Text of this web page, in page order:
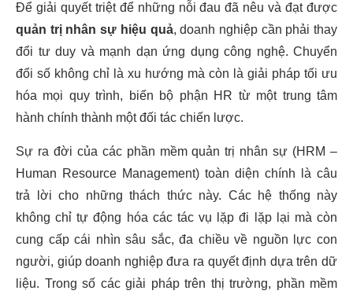
Để giải quyết triệt để những nỗi đau đã nêu và đạt được
quản trị nhân sự hiệu quả, doanh nghiệp cần phải thay
đổi tư duy và mạnh dạn ứng dụng công nghệ. Chuyển
đổi số không chỉ là xu hướng mà còn là giải pháp tối ưu
hóa mọi quy trình, biến bộ phận HR từ một trung tâm
hành chính thành một đối tác chiến lược.
Sự ra đời của các phần mềm quản trị nhân sự (HRM –
Human Resource Management) toàn diện chính là câu
trả lời cho những thách thức này. Các hệ thống này
không chỉ tự động hóa các tác vụ lặp đi lặp lại mà còn
cung cấp cái nhìn sâu sắc, đa chiều về nguồn lực con
người, giúp doanh nghiệp đưa ra quyết định dựa trên dữ
liệu. Trong số các giải pháp trên thị trường, phần mềm